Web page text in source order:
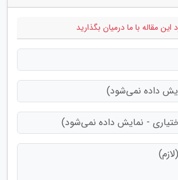
مقاله با ما درمیان بگذارید